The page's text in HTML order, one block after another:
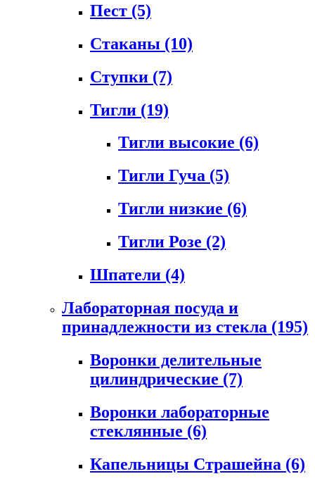
Пест (5)
Стаканы (10)
Ступки (7)
Тигли (19)
Тигли высокие (6)
Тигли Гуча (5)
Тигли низкие (6)
Тигли Розе (2)
Шпатели (4)
Лабораторная посуда и
принадлежности из стекла (195)
Воронки делительные
цилиндрические (7)
Воронки лабораторные
стеклянные (6)
Капельницы Страшейна (6)